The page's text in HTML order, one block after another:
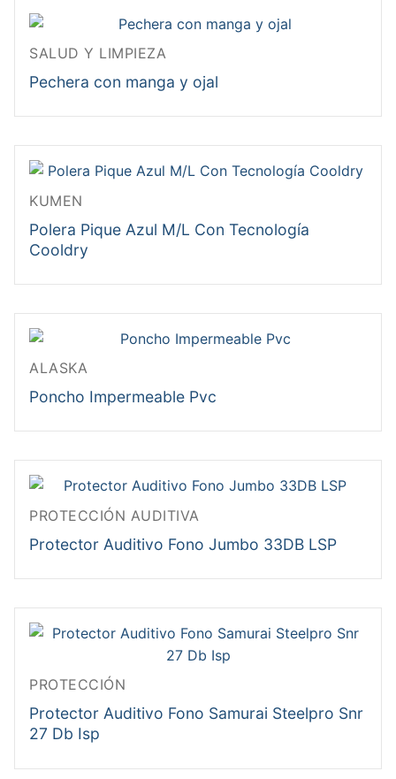
SALUD Y LIMPIEZA
Pechera con manga y ojal
KUMEN
Polera Pique Azul M/L Con Tecnología
Cooldry
ALASKA
Poncho Impermeable Pvc
PROTECCIÓN AUDITIVA
Protector Auditivo Fono Jumbo 33DB LSP
PROTECCIÓN
Protector Auditivo Fono Samurai Steelpro Snr
27 Db Isp